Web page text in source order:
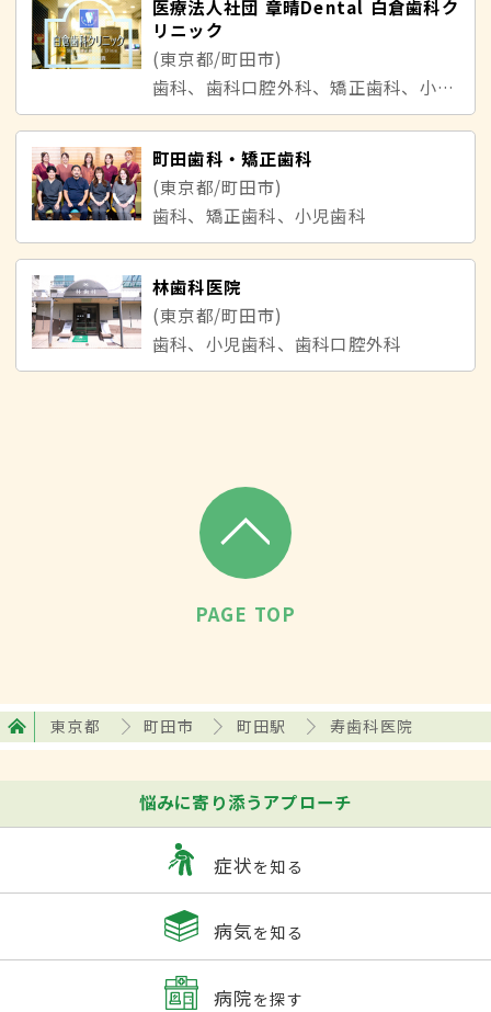
医療法人社団 章晴Dental 白倉歯科ク
リニック
(東京都/町田市)
歯科、歯科口腔外科、矯正歯科、小児歯科
町田歯科・矯正歯科
(東京都/町田市)
歯科、矯正歯科、小児歯科
林歯科医院
(東京都/町田市)
歯科、小児歯科、歯科口腔外科
PAGE TOP
東京都 町田市 町田駅 寿歯科医院
悩みに寄り添うアプローチ
症状を知る
病気を知る
病院を探す